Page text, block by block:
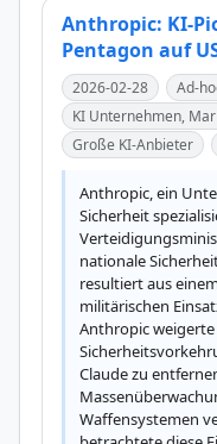
Anthropic: KI-
Pentagon auf
2026-02-28
Ad-
KI Unternehmen,
Große KI-Anbieter
Anthropic, ein
Sicherheit
nationale
resultiert aus
militärischen
Anthropic
Claude zu
Waffensystemen